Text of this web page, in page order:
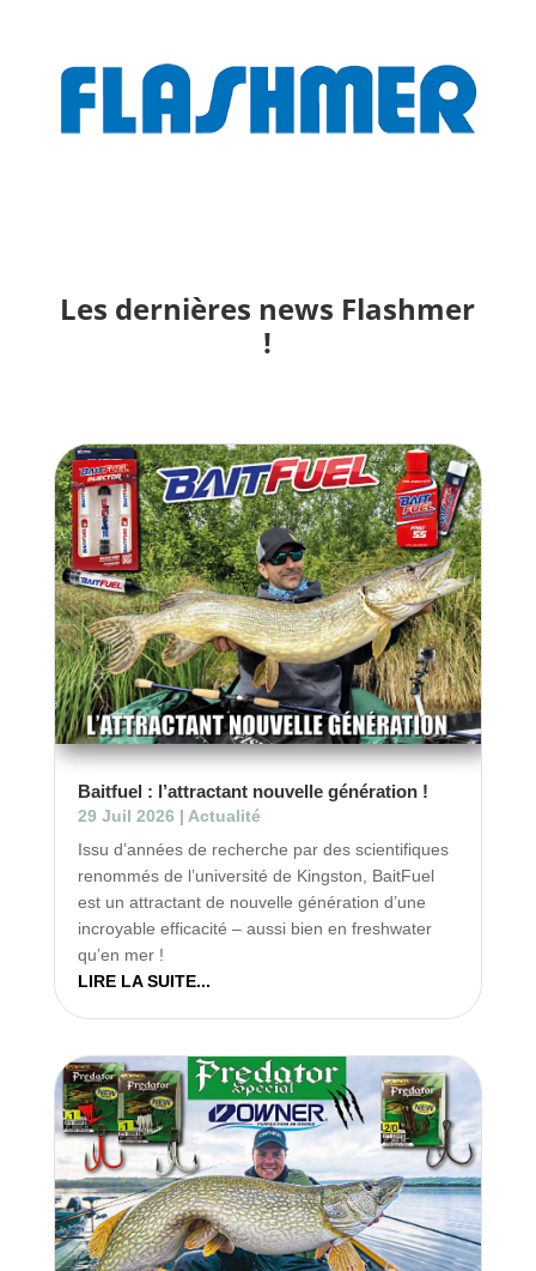
Les dernières news Flashmer
!
Baitfuel : l’attractant nouvelle génération !
29 Juil 2026 | Actualité
Issu d’années de recherche par des scientifiques
renommés de l’université de Kingston, BaitFuel
est un attractant de nouvelle génération d’une
incroyable efficacité – aussi bien en freshwater
qu’en mer !
LIRE LA SUITE...